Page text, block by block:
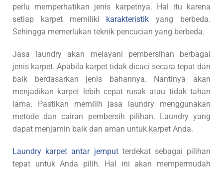
perlu memperhatikan jenis karpetnya. Hal itu karena
setiap karpet memiliki karakteristik yang berbeda.
Sehingga memerlukan teknik pencucian yang berbeda.
Jasa laundry akan melayani pembersihan berbagai
jenis karpet. Apabila karpet tidak dicuci secara tepat dan
baik berdasarkan jenis bahannya. Nantinya akan
menjadikan karpet lebih cepat rusak atau tidak tahan
lama. Pastikan memilih jasa laundry menggunakan
metode dan cairan pembersih pilihan. Laundry yang
dapat menjamin baik dan aman untuk karpet Anda.
Laundry karpet antar jemputterdekat sebagai pilihan
tepat untuk Anda pilih. Hal ini akan mempermudah